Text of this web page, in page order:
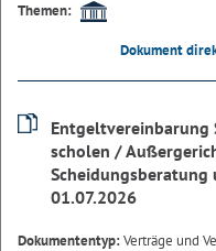
Themen:
Dokument
Entgeltvereinbarung
scholen /
01.07.2026
Dokumententyp:Verträge und